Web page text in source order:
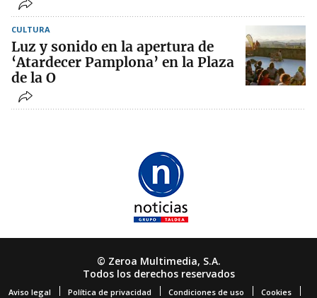
CULTURA
Luz y sonido en la apertura de
‘Atardecer Pamplona’ en la Plaza
de la O
© Zeroa Multimedia, S.A.
Todos los derechos reservados
Aviso legal Política de privacidad Condiciones de uso Cookies